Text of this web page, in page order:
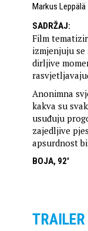
Markus Leppälä
SADRŽAJ:
Film
izmjenjuju se
dirljive
Anonimna
kakva su
usuđuju
zajedljive
apsurdnost
BOJA, 92′
TRAILER